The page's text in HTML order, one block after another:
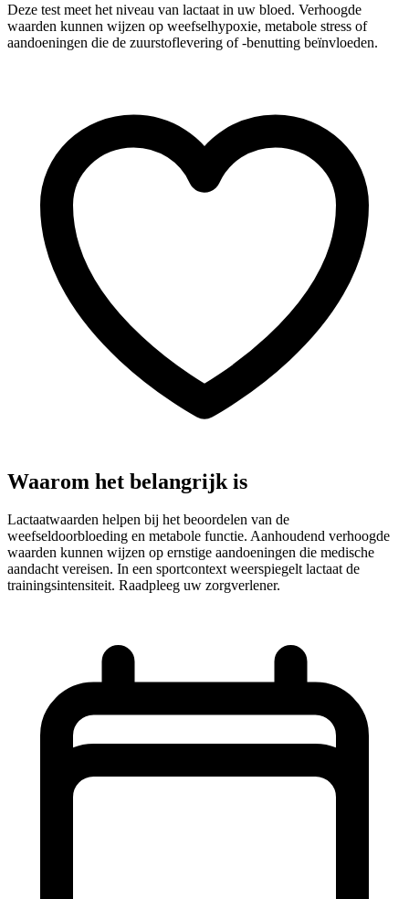
Deze test meet het niveau van lactaat in uw bloed. Verhoogde
waarden kunnen wijzen op weefselhypoxie, metabole stress of
aandoeningen die de zuurstoflevering of -benutting beïnvloeden.
Waarom het belangrijk is
Lactaatwaarden helpen bij het beoordelen van de
weefseldoorbloeding en metabole functie. Aanhoudend verhoogde
waarden kunnen wijzen op ernstige aandoeningen die medische
aandacht vereisen. In een sportcontext weerspiegelt lactaat de
trainingsintensiteit. Raadpleeg uw zorgverlener.